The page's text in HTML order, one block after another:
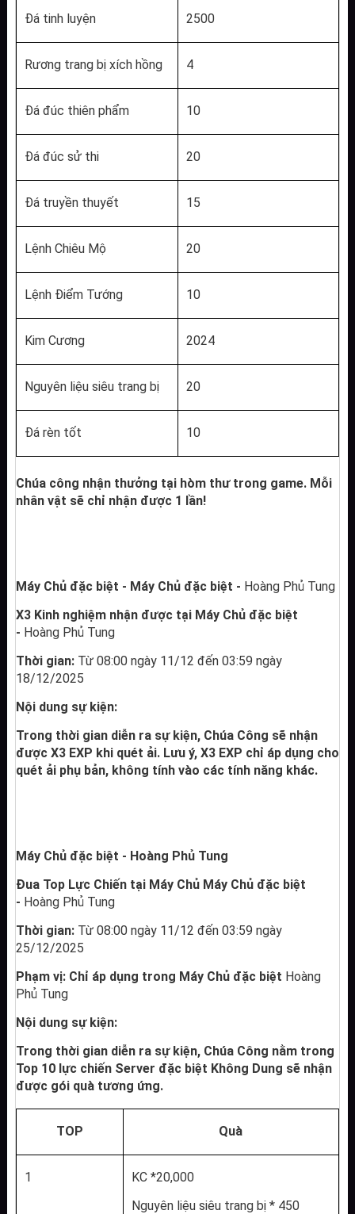
Đá tinh luyện 2500
Rương trang bị xích hồng 4
Đá đúc thiên phẩm 10
Đá đúc sử thi 20
Đá truyền thuyết 15
Lệnh Chiêu Mộ 20
Lệnh Điểm Tướng 10
Kim Cương 2024
Nguyên liệu siêu trang bị 20
Đá rèn tốt 10
Chúa công nhận thưởng tại hòm thư trong game. Mỗi
nhân vật sẽ chỉ nhận được 1 lần!
Máy Chủ đặc biệt - Máy Chủ đặc biệt - Hoàng Phủ Tung
X3 Kinh nghiệm nhận được tại Máy Chủ đặc biệt
- Hoàng Phủ Tung
Thời gian: Từ 08:00 ngày 11/12 đến 03:59 ngày
18/12/2025
Nội dung sự kiện:
Trong thời gian diễn ra sự kiện, Chúa Công sẽ nhận
được X3 EXP khi quét ải. Lưu ý, X3 EXP chỉ áp dụng cho
quét ải phụ bản, không tính vào các tính năng khác.
Máy Chủ đặc biệt - Hoàng Phủ Tung
Đua Top Lực Chiến tại Máy Chủ Máy Chủ đặc biệt
- Hoàng Phủ Tung
Thời gian: Từ 08:00 ngày 11/12 đến 03:59 ngày
25/12/2025
Phạm vị: Chỉ áp dụng trong Máy Chủ đặc biệt Hoàng
Phủ Tung
Nội dung sự kiện:
Trong thời gian diễn ra sự kiện, Chúa Công nằm trong
Top 10 lực chiến Server đặc biệt Không Dung sẽ nhận
được gói quà tương ứng.
TOP Quà
1
KC *20,000
Nguyên liệu siêu trang bị * 450